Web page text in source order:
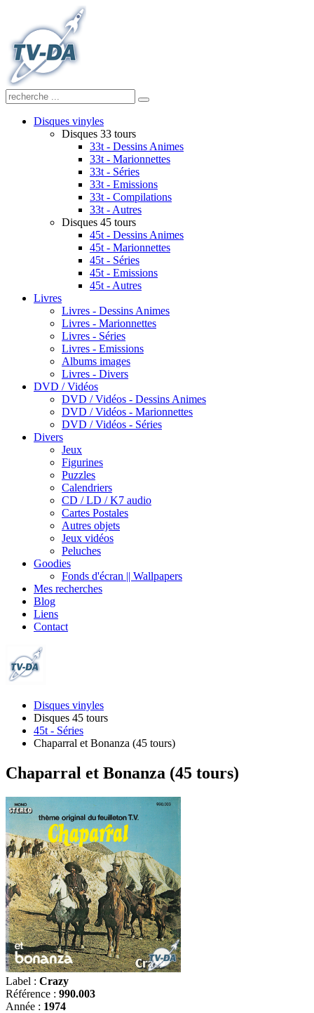
Disques vinyles
Disques 33 tours
33t - Dessins Animes
33t - Marionnettes
33t - Séries
33t - Emissions
33t - Compilations
33t - Autres
Disques 45 tours
45t - Dessins Animes
45t - Marionnettes
45t - Séries
45t - Emissions
45t - Autres
Livres
Livres - Dessins Animes
Livres - Marionnettes
Livres - Séries
Livres - Emissions
Albums images
Livres - Divers
DVD / Vidéos
DVD / Vidéos - Dessins Animes
DVD / Vidéos - Marionnettes
DVD / Vidéos - Séries
Divers
Jeux
Figurines
Puzzles
Calendriers
CD / LD / K7 audio
Cartes Postales
Autres objets
Jeux vidéos
Peluches
Goodies
Fonds d'écran || Wallpapers
Mes recherches
Blog
Liens
Contact
Disques vinyles
Disques 45 tours
45t - Séries
Chaparral et Bonanza (45 tours)
Chaparral et Bonanza (45 tours)
Label : Crazy
Référence : 990.003
Année : 1974